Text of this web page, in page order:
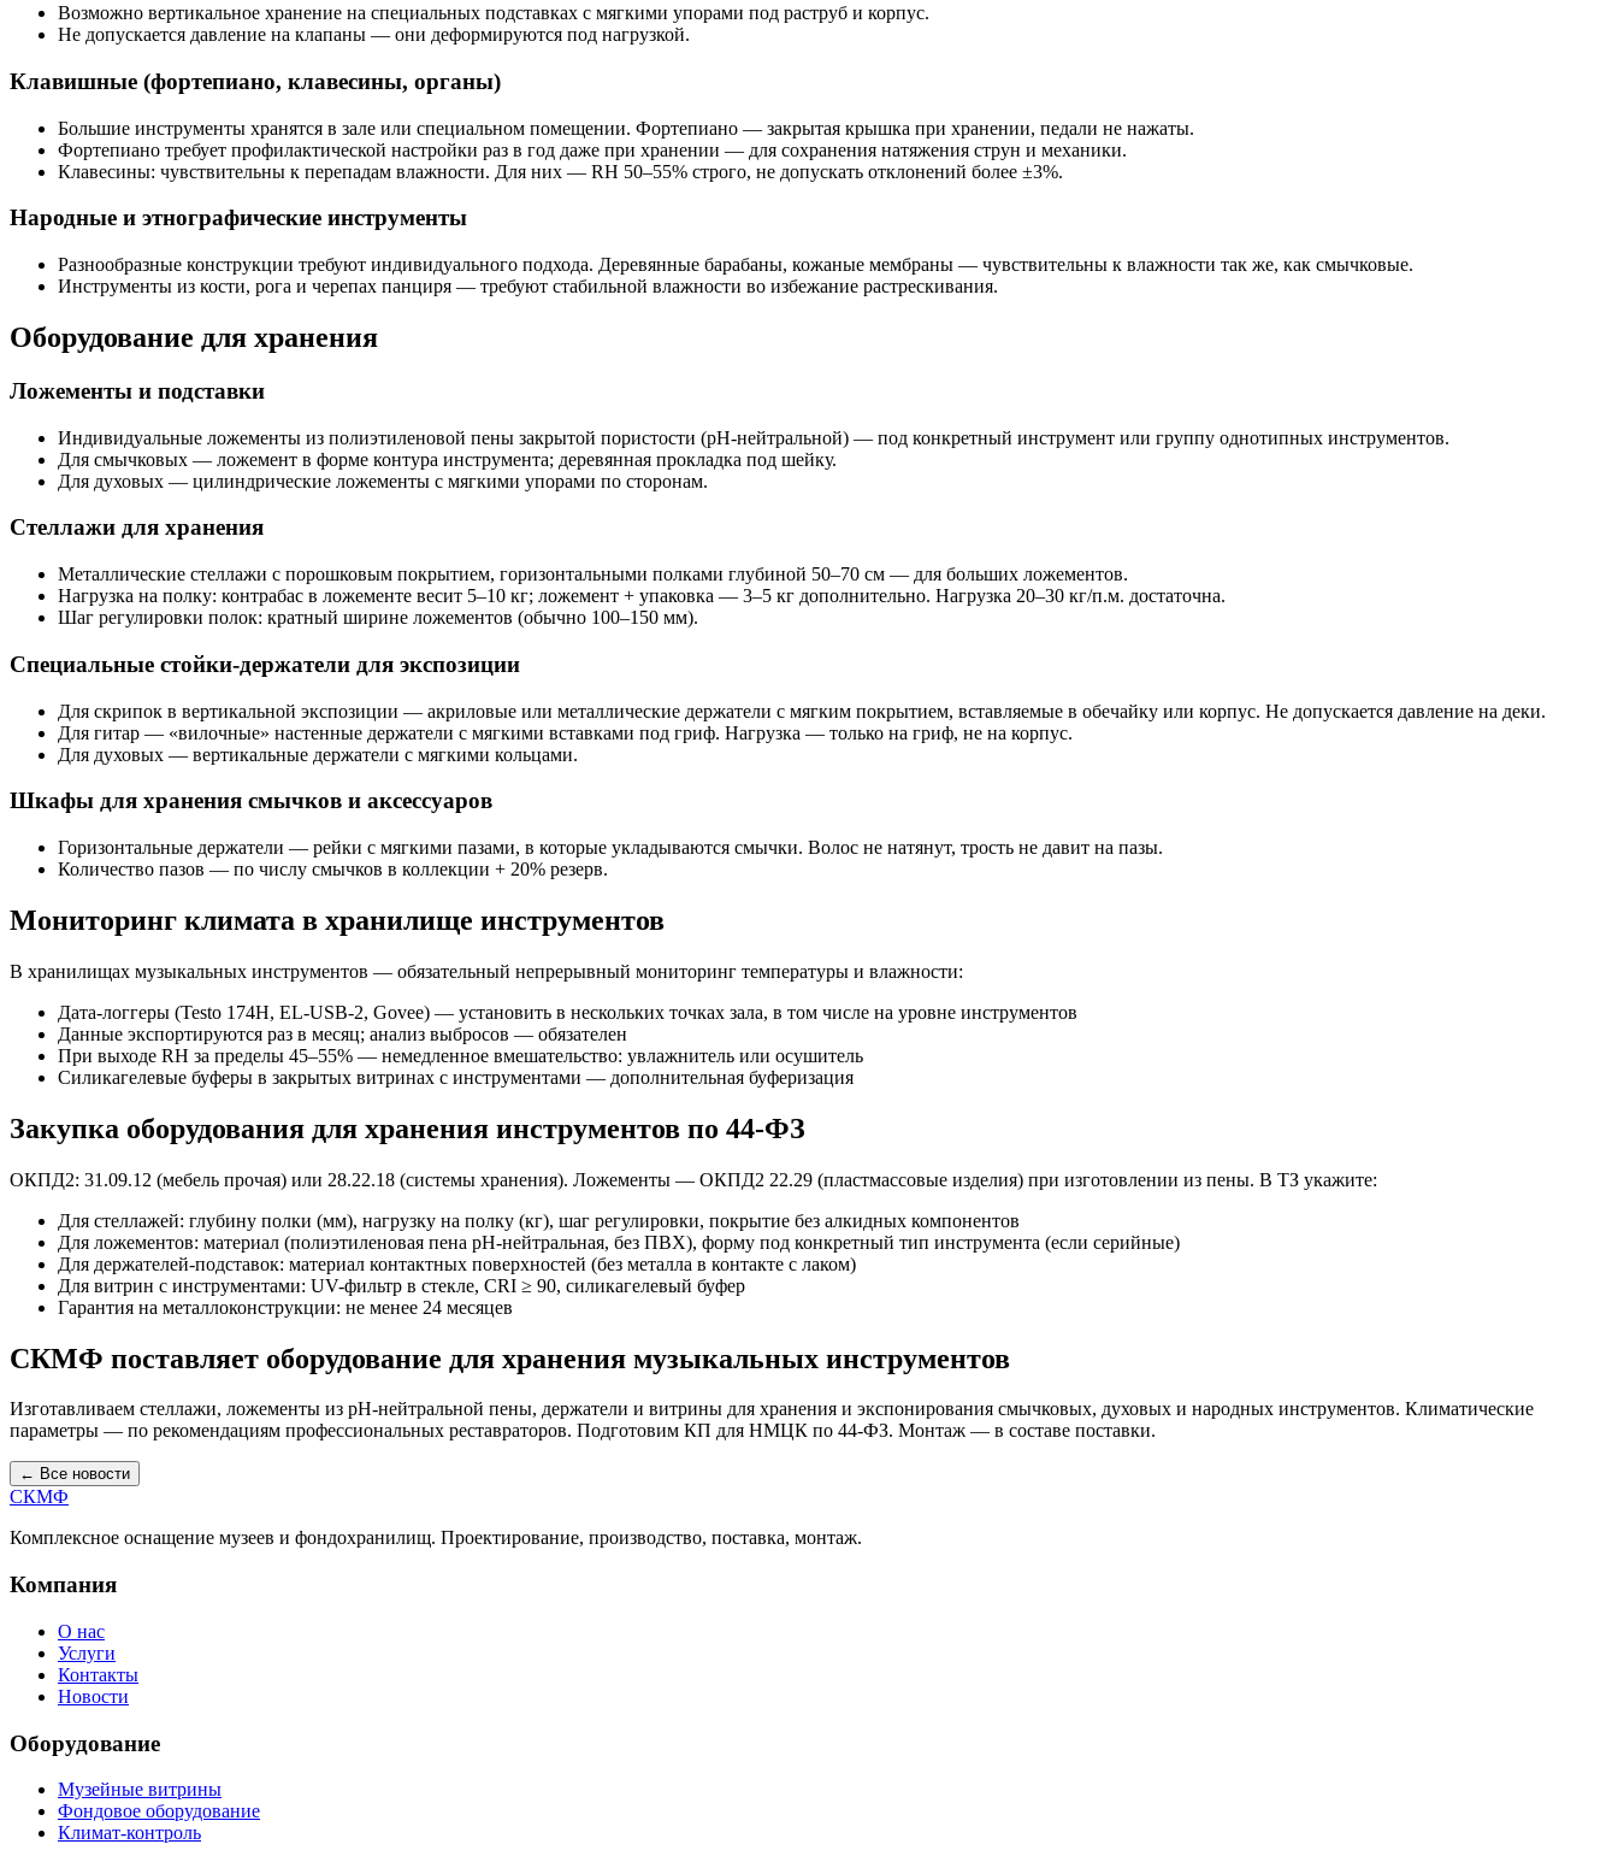
Возможно вертикальное хранение на специальных подставках с мягкими упорами под раструб и корпус.
Не допускается давление на клапаны — они деформируются под нагрузкой.
Клавишные (фортепиано, клавесины, органы)
Большие инструменты хранятся в зале или специальном помещении. Фортепиано — закрытая крышка при хранении, педали не нажаты.
Фортепиано требует профилактической настройки раз в год даже при хранении — для сохранения натяжения струн и механики.
Клавесины: чувствительны к перепадам влажности. Для них — RH 50–55% строго, не допускать отклонений более ±3%.
Народные и этнографические инструменты
Разнообразные конструкции требуют индивидуального подхода. Деревянные барабаны, кожаные мембраны — чувствительны к влажности так же, как смычковые.
Инструменты из кости, рога и черепах панциря — требуют стабильной влажности во избежание растрескивания.
Оборудование для хранения
Ложементы и подставки
Индивидуальные ложементы из полиэтиленовой пены закрытой пористости (pH-нейтральной) — под конкретный инструмент или группу однотипных инструментов.
Для смычковых — ложемент в форме контура инструмента; деревянная прокладка под шейку.
Для духовых — цилиндрические ложементы с мягкими упорами по сторонам.
Стеллажи для хранения
Металлические стеллажи с порошковым покрытием, горизонтальными полками глубиной 50–70 см — для больших ложементов.
Нагрузка на полку: контрабас в ложементе весит 5–10 кг; ложемент + упаковка — 3–5 кг дополнительно. Нагрузка 20–30 кг/п.м. достаточна.
Шаг регулировки полок: кратный ширине ложементов (обычно 100–150 мм).
Специальные стойки-держатели для экспозиции
Для скрипок в вертикальной экспозиции — акриловые или металлические держатели с мягким покрытием, вставляемые в обечайку или корпус. Не допускается давление на деки.
Для гитар — «вилочные» настенные держатели с мягкими вставками под гриф. Нагрузка — только на гриф, не на корпус.
Для духовых — вертикальные держатели с мягкими кольцами.
Шкафы для хранения смычков и аксессуаров
Горизонтальные держатели — рейки с мягкими пазами, в которые укладываются смычки. Волос не натянут, трость не давит на пазы.
Количество пазов — по числу смычков в коллекции + 20% резерв.
Мониторинг климата в хранилище инструментов
В хранилищах музыкальных инструментов — обязательный непрерывный мониторинг температуры и влажности:
Дата-логгеры (Testo 174H, EL-USB-2, Govee) — установить в нескольких точках зала, в том числе на уровне инструментов
Данные экспортируются раз в месяц; анализ выбросов — обязателен
При выходе RH за пределы 45–55% — немедленное вмешательство: увлажнитель или осушитель
Силикагелевые буферы в закрытых витринах с инструментами — дополнительная буферизация
Закупка оборудования для хранения инструментов по 44-ФЗ
ОКПД2: 31.09.12 (мебель прочая) или 28.22.18 (системы хранения). Ложементы — ОКПД2 22.29 (пластмассовые изделия) при изготовлении из пены. В ТЗ укажите:
Для стеллажей: глубину полки (мм), нагрузку на полку (кг), шаг регулировки, покрытие без алкидных компонентов
Для ложементов: материал (полиэтиленовая пена pH-нейтральная, без ПВХ), форму под конкретный тип инструмента (если серийные)
Для держателей-подставок: материал контактных поверхностей (без металла в контакте с лаком)
Для витрин с инструментами: UV-фильтр в стекле, CRI ≥ 90, силикагелевый буфер
Гарантия на металлоконструкции: не менее 24 месяцев
СКМФ поставляет оборудование для хранения музыкальных инструментов
Изготавливаем стеллажи, ложементы из pH-нейтральной пены, держатели и витрины для хранения и экспонирования смычковых, духовых и народных инструментов. Климатические
параметры — по рекомендациям профессиональных реставраторов. Подготовим КП для НМЦК по 44-ФЗ. Монтаж — в составе поставки.
← Все новости
СКМФ
Комплексное оснащение музеев и фондохранилищ. Проектирование, производство, поставка, монтаж.
Компания
О нас
Услуги
Контакты
Новости
Оборудование
Музейные витрины
Фондовое оборудование
Климат-контроль